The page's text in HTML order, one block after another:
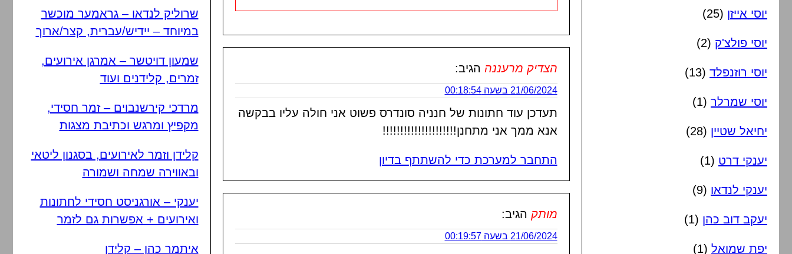
הצדיק מרעננה הגיב:
21/06/2024 בשעה 00:18:54
תעדכן עוד חתונות של חנניה סונדרס פשוט אני חולה עליו בבקשה
אנא ממך אני מתחנן!!!!!!!!!!!!!!!!!!!!!
התחבר למערכת כדי להשתתף בדיון
מותק הגיב:
21/06/2024 בשעה 00:19:57
יוסי אייזן (25)
יוסי פולצ'ק (2)
יוסי רוזנפלד (13)
יוסי שמרלר (1)
יחיאל שטיין (28)
יענקי דרט (1)
יענקי לנדאו (9)
יעקב דוב כהן (1)
יפת שמואל (1)
שרוליק לנדאו – גראמער מוכשר
במיוחד – יידיש/עברית, קצר/ארוך
שמעון דויטשר – אמרגן אירועים,
זמרים, קלידנים ועוד
מרדכי קירשנבוים – זמר חסידי,
מקפיץ ומרגש וכתיבת מצגות
קלידן וזמר לאירועים, בסגנון ליטאי
ובאווירה שמחה ושמורה
יענקי – אורגניסט חסידי לחתונות
ואירועים + אפשרות גם לזמר
איתמר כהן – קלידן